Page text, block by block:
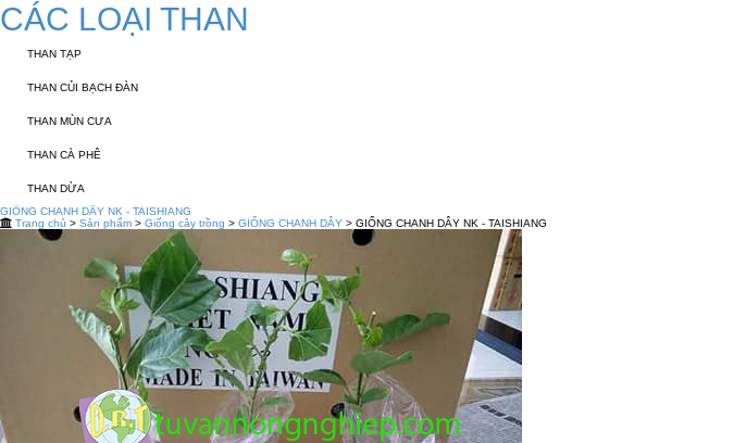
CÁC LOẠI THAN
THAN TẠP
THAN CỦI BẠCH ĐÀN
THAN MÙN CƯA
THAN CÀ PHÊ
THAN DỪA
GIỐNG CHANH DÂY NK - TAISHIANG
Trang chủ > Sản phẩm > Giống cây trồng > GIỐNG CHANH DÂY > GIỐNG CHANH DÂY NK - TAISHIANG